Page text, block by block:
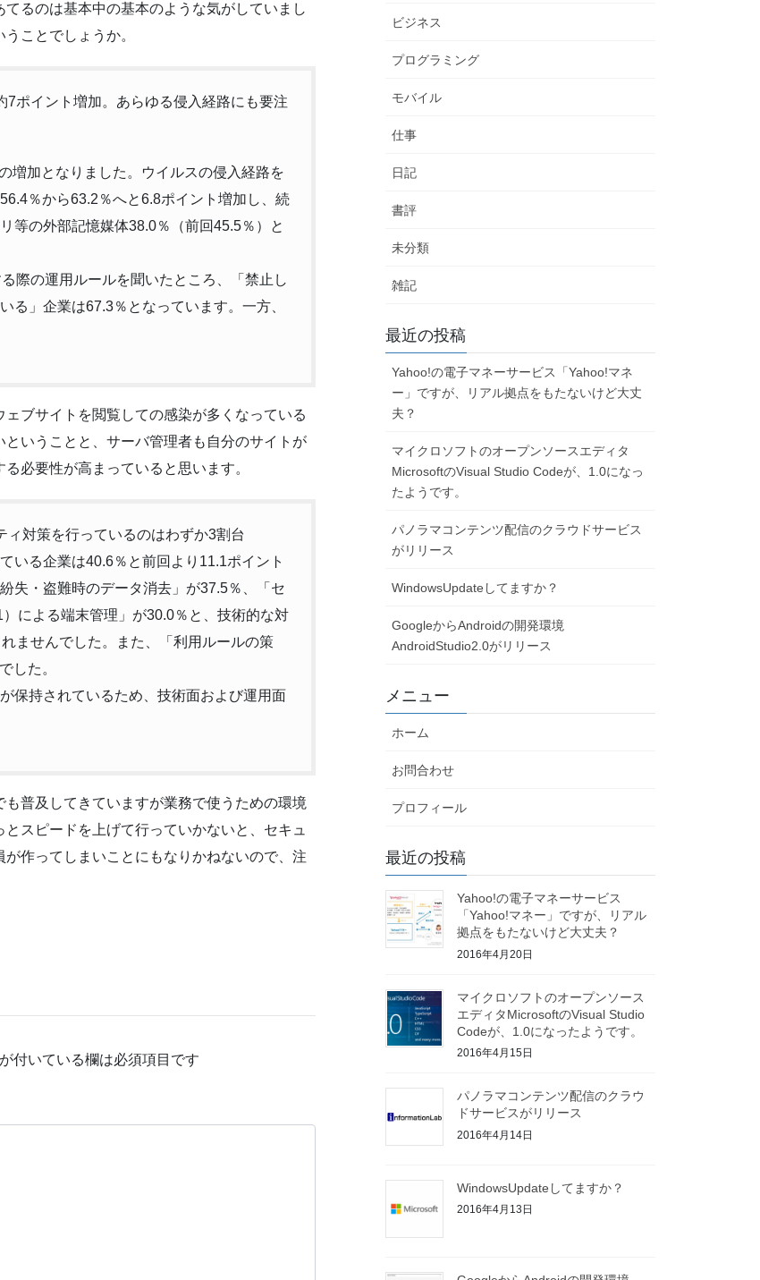
るのは基本中の基本のような気がしていまし
ことでしょうか。
7ポイント増加。あらゆる侵入経路にも要注
増加となりました。ウイルスの侵入経路を
％から63.2％へと6.8ポイント増加し、続
等の外部記憶媒体38.0％（前回45.5％）と
際の運用ルールを聞いたところ、「禁止し
る」企業は67.3％となっています。一方、
ブサイトを閲覧しての感染が多くなっている
いうことと、サーバ管理者も自分のサイトが
必要性が高まっていると思います。
ィ対策を行っているのはわずか3割台
いる企業は40.6％と前回より11.1ポイント
失・盗難時のデータ消去」が37.5％、「セ
による端末管理」が30.0％と、技術的な対
ませんでした。また、「利用ルールの策
した。
保持されているため、技術面および運用面
普及してきていますが業務で使うための環境
スピードを上げて行っていかないと、セキュ
作ってしまいことにもなりかねないので、注
が付いている欄は必須項目です
ビジネス
プログラミング
モバイル
仕事
日記
書評
未分類
雑記
最近の投稿
Yahoo!の電子マネーサービス「Yahoo!マネ
ー」ですが、リアル拠点をもたないけど大丈
夫？
マイクロソフトのオープンソースエディタ
MicrosoftのVisual Studio Codeが、1.0になっ
たようです。
パノラマコンテンツ配信のクラウドサービス
がリリース
WindowsUpdateしてますか？
GoogleからAndroidの開発環境
AndroidStudio2.0がリリース
メニュー
ホーム
お問合わせ
プロフィール
最近の投稿
Yahoo!の電子マネーサービス
「Yahoo!マネー」ですが、リアル
拠点をもたないけど大丈夫？
2016年4月20日
マイクロソフトのオープンソース
エディタMicrosoftのVisual Studio
Codeが、1.0になったようです。
2016年4月15日
パノラマコンテンツ配信のクラウ
ドサービスがリリース
2016年4月14日
WindowsUpdateしてますか？
2016年4月13日